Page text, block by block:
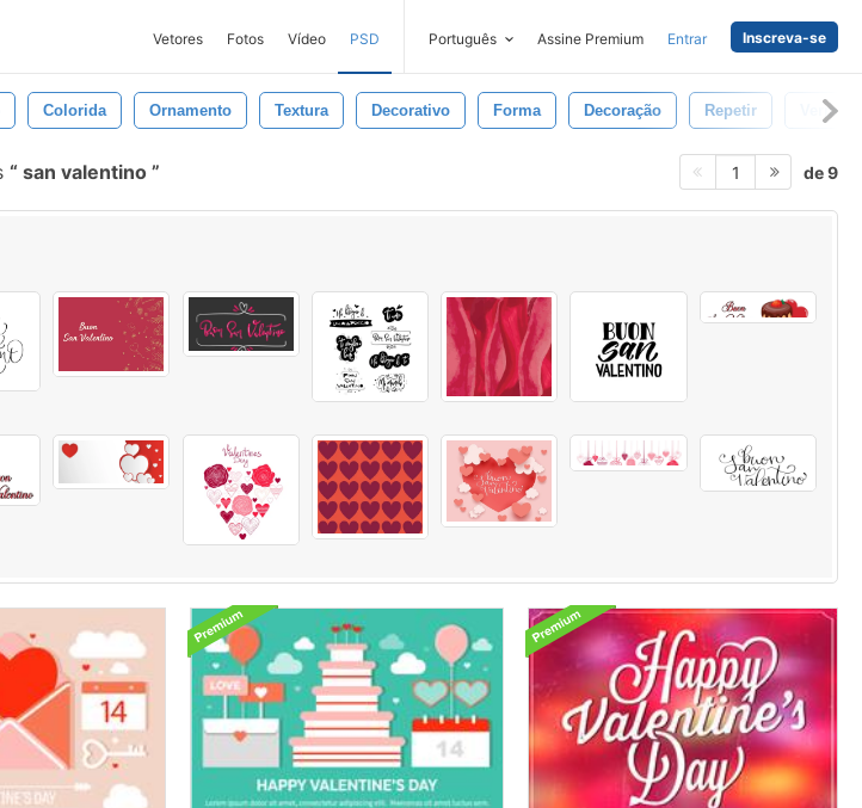
Vetores Fotos Vídeo PSD Português Assine Premium Entrar Inscreva-se
Colorida Ornamento Textura Decorativo Forma Decoração Repetir
san valentino 1 de 9